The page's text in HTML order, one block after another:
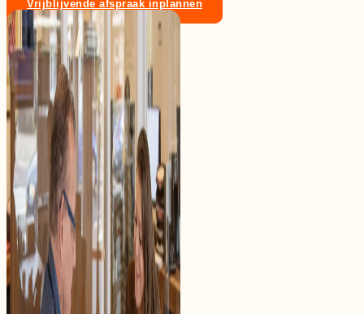
Vrijblijvende afspraak inplannen